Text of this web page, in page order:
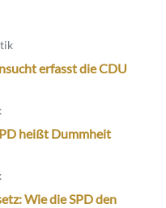
erfasst die CDU
heißt Dummheit
Wie die SPD den